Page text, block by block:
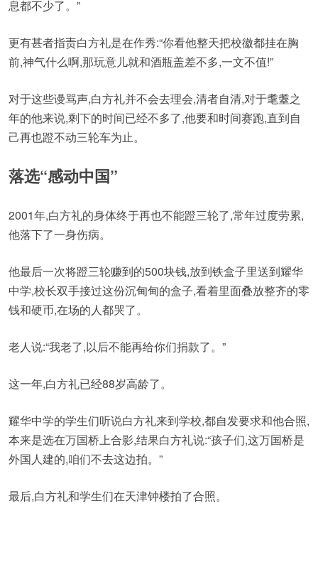
息都不少了。”
更有甚者指责白方礼是在作秀:“你看他整天把校徽都挂在胸
前,神气什么啊,那玩意儿就和酒瓶盖差不多,一文不值!”
对于这些谩骂声,白方礼并不会去理会,清者自清,对于耄耋之
年的他来说,剩下的时间已经不多了,他要和时间赛跑,直到自
己再也蹬不动三轮车为止。
落选“感动中国”
2001年,白方礼的身体终于再也不能蹬三轮了,常年过度劳累,
他落下了一身伤病。
他最后一次将蹬三轮赚到的500块钱,放到铁盒子里送到耀华
中学,校长双手接过这份沉甸甸的盒子,看着里面叠放整齐的零
钱和硬币,在场的人都哭了。
老人说:“我老了,以后不能再给你们捐款了。”
这一年,白方礼已经88岁高龄了。
耀华中学的学生们听说白方礼来到学校,都自发要求和他合照,
本来是选在万国桥上合影,结果白方礼说:“孩子们,这万国桥是
外国人建的,咱们不去这边拍。”
最后,白方礼和学生们在天津钟楼拍了合照。